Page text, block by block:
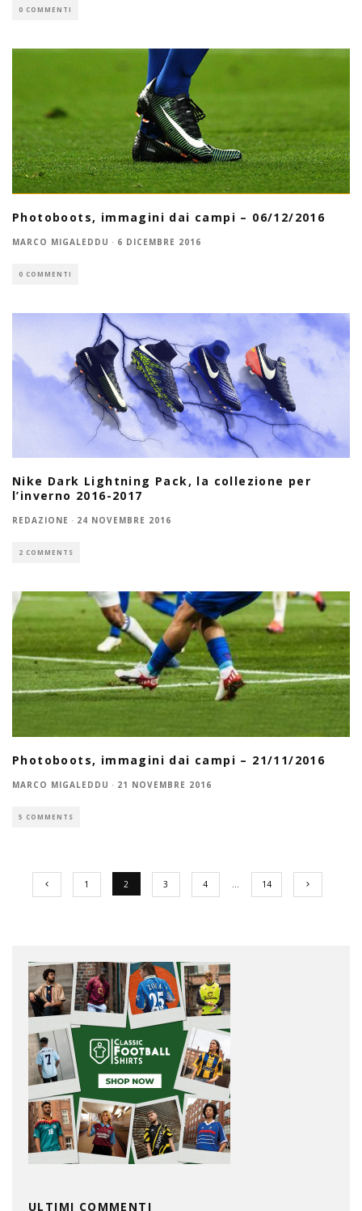
0 COMMENTI
Photoboots, immagini dai campi – 06/12/2016
MARCO MIGALEDDU · 6 DICEMBRE 2016
0 COMMENTI
Nike Dark Lightning Pack, la collezione per
l’inverno 2016-2017
REDAZIONE · 24 NOVEMBRE 2016
2 COMMENTS
Photoboots, immagini dai campi – 21/11/2016
MARCO MIGALEDDU · 21 NOVEMBRE 2016
5 COMMENTS
1 2 3 4 14
ULTIMI COMMENTI